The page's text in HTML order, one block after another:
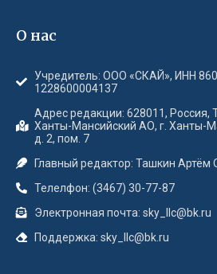
О нас
Учредитель: ООО «СКАЙ», ИНН
1228600004137
Адрес редакции: 628011, Россия,
Ханты-Мансийский АО, г. Ханты-
д. 2, пом. 7
Главный редактор: Ташкин Артём
Телелфон: (3467) 30-77-87
Электронная почта: sky_llc@bk.ru
Поддержка: sky_llc@bk.ru